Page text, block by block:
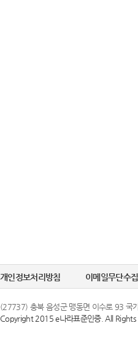
개인정보처리방침 이메일무단수
(27737) 충북 음성군 맹동면 이수로 93 국
Copyright 2015 e나라표준인증. All Rights